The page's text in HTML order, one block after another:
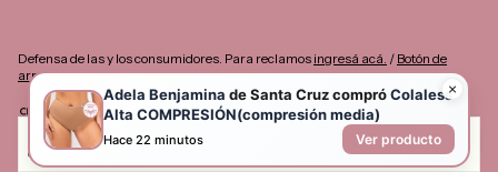
Al navegar por este sitioaceptás el uso de cookies
para agilizar tu
experiencia de compra.
Defensa de las y los consumidores. Para reclamos ingresá acá. / Botón de
arrepentimiento
Copyright Dolcisima - 2026. Todos los derechos reservados.